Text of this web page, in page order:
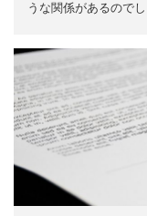
うな関係があるので